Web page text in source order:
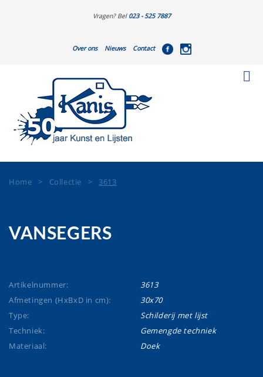
Vragen? Bel 023 - 525 7887
Over ons Nieuws Contact
Home > Collectie > 3613
VANSEGERS
Artikelnummer:
3613
Afmetingen (HxBxD in cm):
30x70
Type:
Schilderij met lijst
Techniek:
Gemengde techniek
Materiaal:
Doek